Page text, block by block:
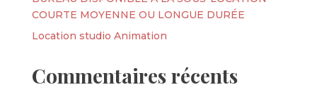
COURTE MOYENNE OU LONGUE DURÉE
Location studio Animation
Commentaires récents